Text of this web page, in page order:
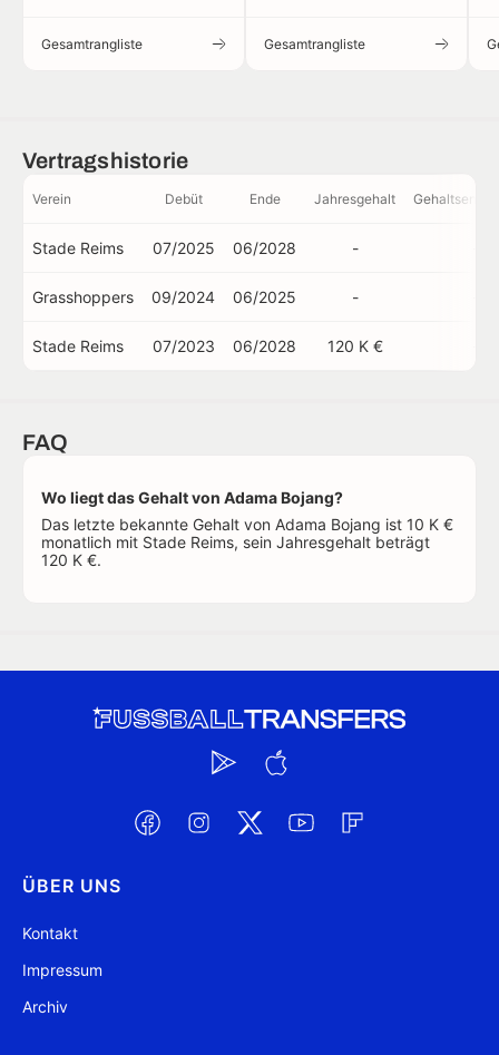
Gesamtrangliste Gesamtrangliste
Vertragshistorie
Verein Debüt Ende Jahresgehalt
Stade Reims 07/2025 06/2028 -
Grasshoppers 09/2024 06/2025 -
Stade Reims 07/2023 06/2028 120 K €
FAQ
Wo liegt das Gehalt von Adama Bojang?
Das letzte bekannte Gehalt von Adama Bojang ist 10 K €
monatlich mit Stade Reims, sein Jahresgehalt beträgt
120 K €.
ÜBER UNS
Kontakt
Impressum
Archiv